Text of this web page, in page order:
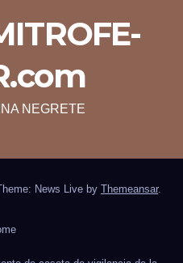
NEGRETE
News Live by Themeansar.